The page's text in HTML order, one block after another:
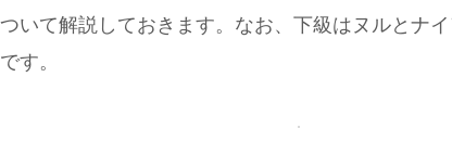
いて解説しておきます。なお、下級はヌルとナ
す。